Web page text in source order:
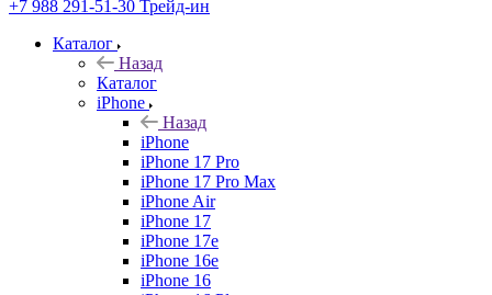
+7 988 291-51-30 Трейд-ин
Каталог
Назад
Каталог
iPhone
Назад
iPhone
iPhone 17 Pro
iPhone 17 Pro Max
iPhone Air
iPhone 17
iPhone 17e
iPhone 16e
iPhone 16